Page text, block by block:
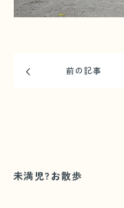
前の記事
未満児?お散歩